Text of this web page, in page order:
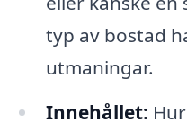
typ av bostad
utmaningar.
Innehållet: